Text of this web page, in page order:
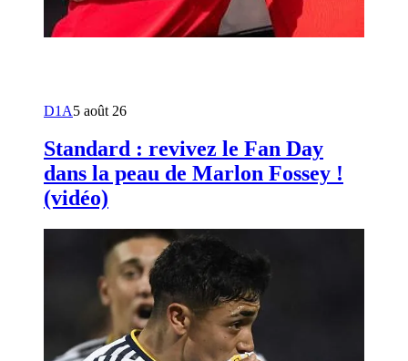
D1A5 août 26
Standard : revivez le Fan Day
dans la peau de Marlon Fossey !
(vidéo)